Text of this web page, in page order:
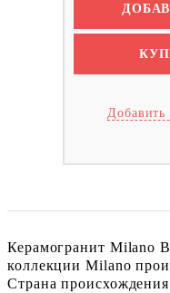
Добавить
Керамогранит Milano
коллекции Milano
Страна